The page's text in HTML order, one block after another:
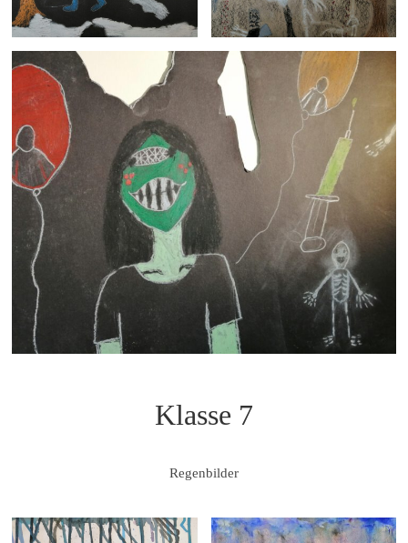
Klasse 7
Regenbilder